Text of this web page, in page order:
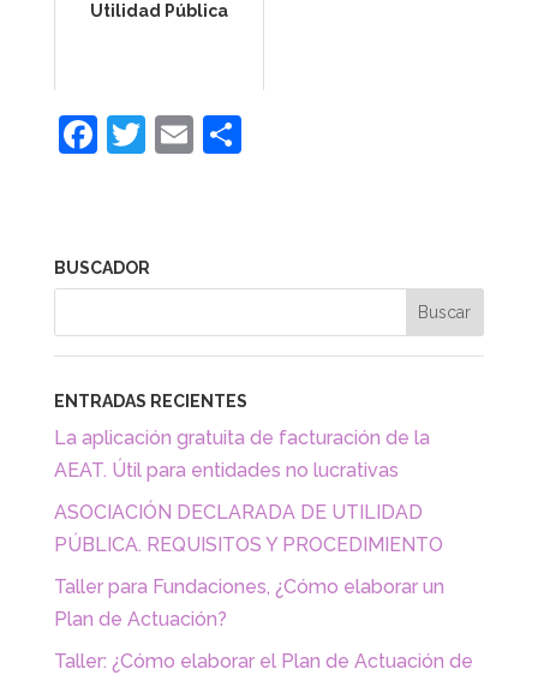
Utilidad Pública
F
e
b
o
o
k
T
er
E C
ar
tir
BUSCADOR
ENTRADAS RECIENTES
La aplicación gratuita de facturación de la
AEAT. Útil para entidades no lucrativas
ASOCIACIÓN DECLARADA DE UTILIDAD
PÚBLICA. REQUISITOS Y PROCEDIMIENTO
Taller para Fundaciones, ¿Cómo elaborar un
Plan de Actuación?
Taller: ¿Cómo elaborar el Plan de Actuación de